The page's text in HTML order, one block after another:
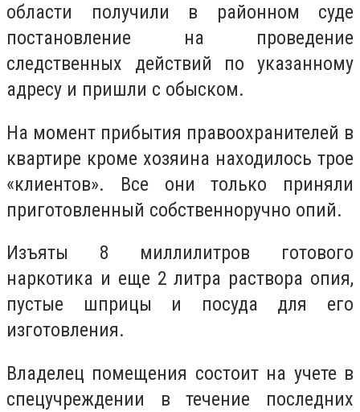
области получили в районном суде
постановление на проведение
следственных действий по указанному
адресу и пришли с обыском.
На момент прибытия правоохранителей в
квартире кроме хозяина находилось трое
«клиентов». Все они только приняли
приготовленный собственноручно опий.
Изъяты 8 миллилитров готового
наркотика и еще 2 литра раствора опия,
пустые шприцы и посуда для его
изготовления.
Владелец помещения состоит на учете в
спецучреждении в течение последних